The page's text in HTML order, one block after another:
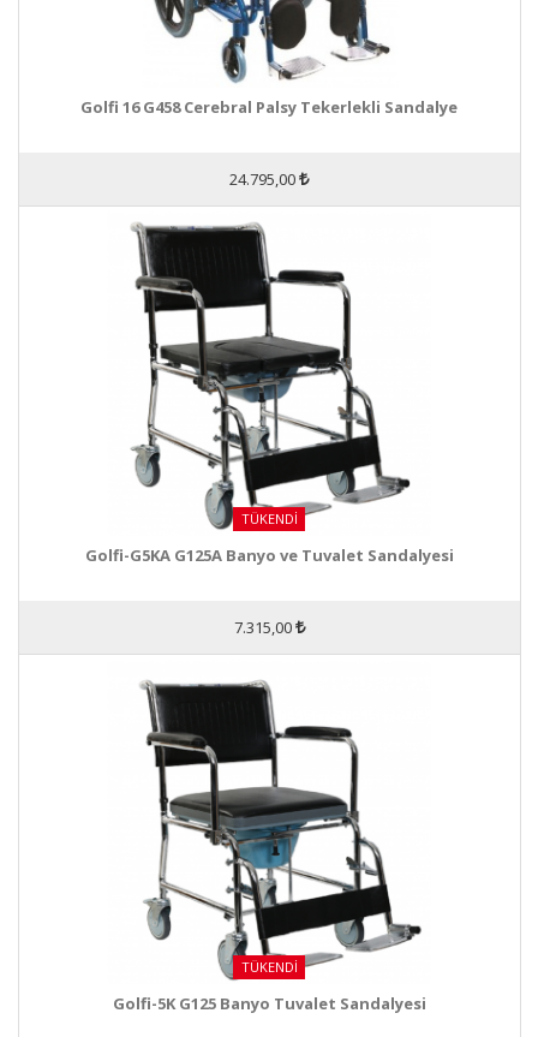
Golfi 16 G458 Cerebral Palsy Tekerlekli Sandalye
24.795,00
TÜKENDI
Golfi-G5KA G125A Banyo ve Tuvalet Sandalyesi
7.315,00
TÜKENDI
Golfi-5K G125 Banyo Tuvalet Sandalyesi